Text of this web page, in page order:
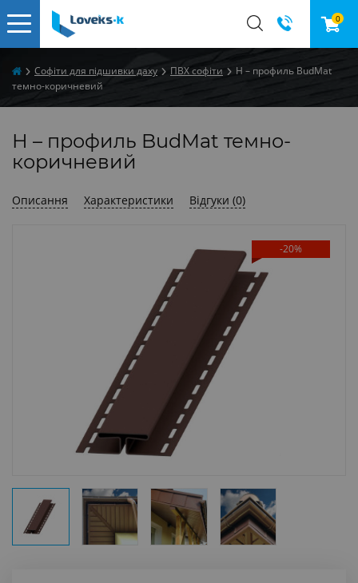
0
Софіти для підшивки даху ПВХ софіти
Н – профиль BudMat
темно-коричневий
Н – профиль BudMat темно-
коричневий
Описання Характеристики Відгуки (0)
-20%